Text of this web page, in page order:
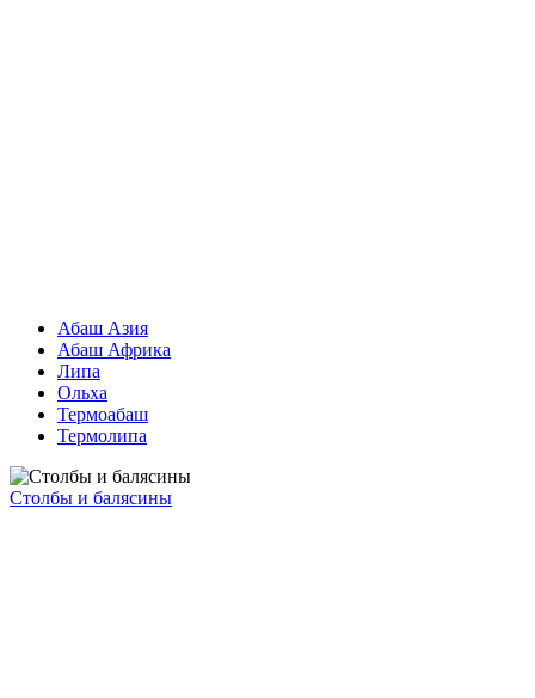
Абаш Азия
Абаш Африка
Липа
Ольха
Термоабаш
Термолипа
Столбы и балясины